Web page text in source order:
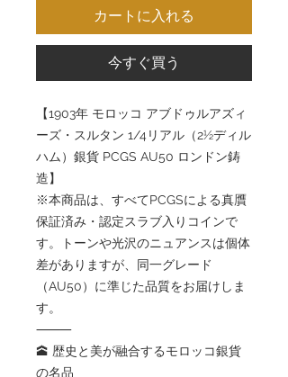
カートに入れる
今すぐ買う
【1903年 モロッコ アブドゥルアズィ
ーズ・スルタン 1/4リアル（2½ディル
ハム）銀貨 PCGS AU50 ロンドン鋳
造】
※本商品は、すべてPCGSによる真贋
保証済み・認定スラブ入りコインで
す。トーンや光沢のニュアンスは個体
差がありますが、同一グレード
（AU50）に準じた品質をお届けしま
す。
⸻
🕋 歴史と美が融合するモロッコ銀貨
の名品